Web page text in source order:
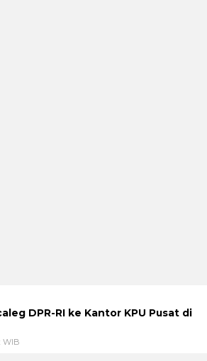
DPR-RI ke Kantor KPU Pusat di
WIB